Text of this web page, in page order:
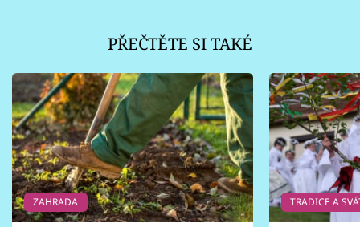
PŘEČTĚTE SI TAKÉ
ZAHRADA TRADICE A